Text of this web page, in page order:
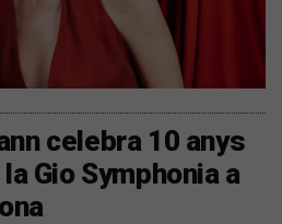
celebra 10 anys
Gio Symphonia a